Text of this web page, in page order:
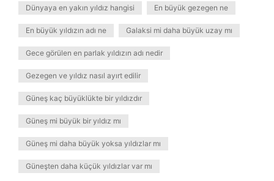
Dünyaya en yakın yıldız hangisi En büyük gezegen ne
En büyük yıldızın adı ne Galaksi mi daha büyük uzay mı
Gece görülen en parlak yıldızın adı nedir
Gezegen ve yıldız nasıl ayırt edilir
Güneş kaç büyüklükte bir yıldızdır
Güneş mi büyük bir yıldız mı
Güneş mi daha büyük yoksa yıldızlar mı
Güneşten daha küçük yıldızlar var mı